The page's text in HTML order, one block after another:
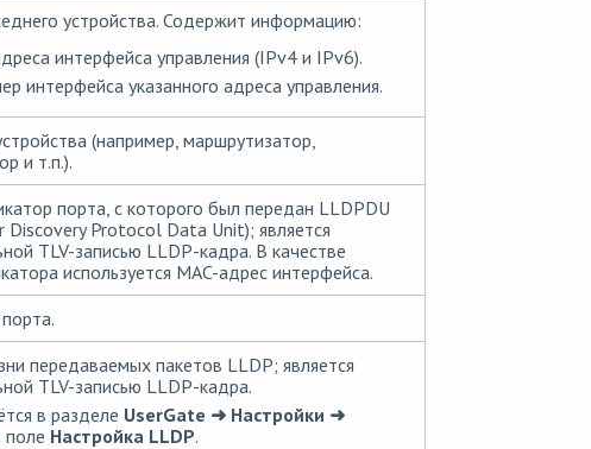
устройства. Содержит информацию:
интерфейса управления (IPv4 и IPv6).
интерфейса указанного адреса управления.
(например, маршрутизатор,
и т.п.).
порта, с которого был передан LLDPDU
Discovery Protocol Data Unit); является
TLV-записью LLDP-кадра. В качестве
используется MAC-адрес интерфейса.
передаваемых пакетов LLDP; является
TLV-записью LLDP-кадра.
в разделе UserGate ➜ Настройки ➜
поле Настройка LLDP.